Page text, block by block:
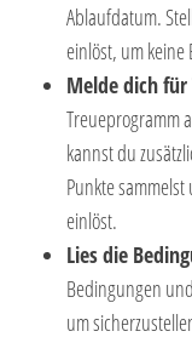
Ablaufdatum.
einlöst, um keine
Melde dich
Treueprogramm
kannst du
Punkte
einlöst.
Lies die
Bedingungen
um